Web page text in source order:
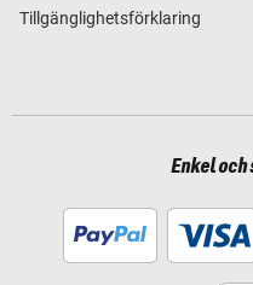
Tillgänglighetsförklaring
Enkel